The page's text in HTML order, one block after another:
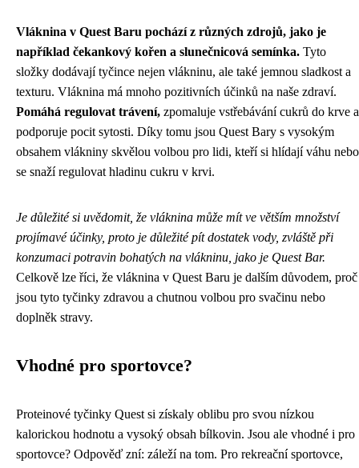
Vláknina v Quest Baru pochází z různých zdrojů, jako je
například čekankový kořen a slunečnicová semínka. Tyto
složky dodávají tyčince nejen vlákninu, ale také jemnou sladkost a
texturu. Vláknina má mnoho pozitivních účinků na naše zdraví.
Pomáhá regulovat trávení, zpomaluje vstřebávání cukrů do krve a
podporuje pocit sytosti. Díky tomu jsou Quest Bary s vysokým
obsahem vlákniny skvělou volbou pro lidi, kteří si hlídají váhu nebo
se snaží regulovat hladinu cukru v krvi.
Je důležité si uvědomit, že vláknina může mít ve větším množství
projímavé účinky, proto je důležité pít dostatek vody, zvláště při
konzumaci potravin bohatých na vlákninu, jako je Quest Bar.
Celkově lze říci, že vláknina v Quest Baru je dalším důvodem, proč
jsou tyto tyčinky zdravou a chutnou volbou pro svačinu nebo
doplněk stravy.
Vhodné pro sportovce?
Proteinové tyčinky Quest si získaly oblibu pro svou nízkou
kalorickou hodnotu a vysoký obsah bílkovin. Jsou ale vhodné i pro
sportovce? Odpověď zní: záleží na tom. Pro rekreační sportovce,